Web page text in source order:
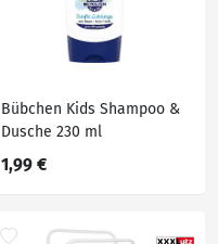
Bübchen Kids Shampoo &
Dusche 230 ml
1,99 €